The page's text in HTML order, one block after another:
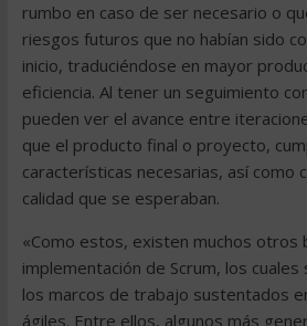
rumbo en caso de ser necesario o
riesgos futuros que no habían sido
inicio, traduciéndose en mayor
eficiencia. Al tener un seguimiento
pueden ver el avance entre
que el producto final o proyecto,
características necesarias, así como
calidad que se esperaban.
«Como estos, existen muchos otros
implementación de Scrum, los
los marcos de trabajo sustentados
ágiles. Entre ellos, algunos más